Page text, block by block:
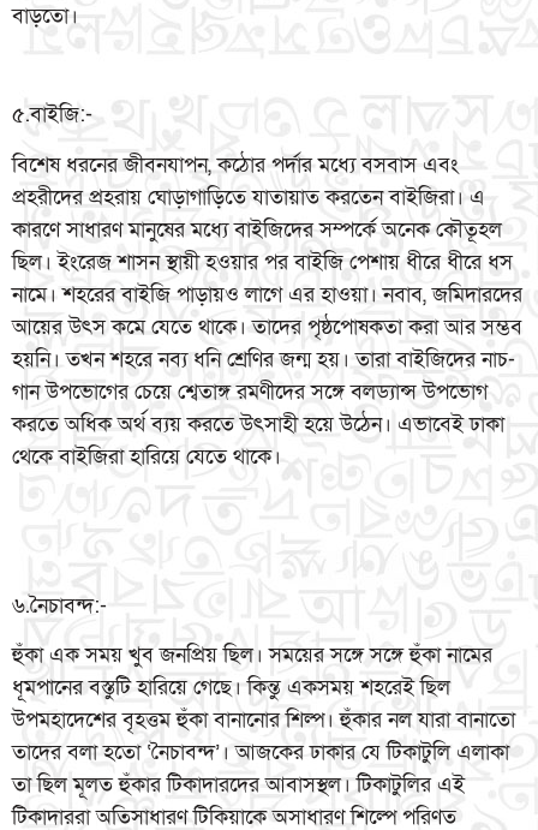
বাড়তো।
৫.বাইজি:-
বিশেষ ধরনের জীবনযাপন, কঠোর পর্দার মধ্যে বসবাস এবং
প্রহরীদের প্রহরায় ঘোড়াগাড়িতে যাতায়াত করতেন বাইজিরা। এ
কারণে সাধারণ মানুষের মধ্যে বাইজিদের সম্পর্কে অনেক কৌতূহল
ছিল। ইংরেজ শাসন স্থায়ী হওয়ার পর বাইজি পেশায় ধীরে ধীরে ধস
নামে। শহরের বাইজি পাড়ায়ও লাগে এর হাওয়া। নবাব, জমিদারদের
আয়ের উৎস কমে যেতে থাকে। তাদের পৃষ্ঠপোষকতা করা আর সম্ভব
হয়নি। তখন শহরে নব্য ধনি শ্রেণির জন্ম হয়। তারা বাইজিদের নাচ-
গান উপভোগের চেয়ে শ্বেতাঙ্গ রমণীদের সঙ্গে বলড্যান্স উপভোগ
করতে অধিক অর্থ ব্যয় করতে উৎসাহী হয়ে উঠেন। এভাবেই ঢাকা
থেকে বাইজিরা হারিয়ে যেতে থাকে।
৬.নৈচাবন্দ:-
হুঁকা এক সময় খুব জনপ্রিয় ছিল। সময়ের সঙ্গে সঙ্গে হুঁকা নামের
ধূমপানের বস্তুটি হারিয়ে গেছে। কিন্তু একসময় শহরেই ছিল
উপমহাদেশের বৃহত্তম হুঁকা বানানোর শিল্প। হুঁকার নল যারা বানাতো
তাদের বলা হতো ‘নৈচাবন্দ’। আজকের ঢাকার যে টিকাটুলি এলাকা
তা ছিল মূলত হুঁকার টিকাদারদের আবাসস্থল। টিকাটুলির এই
টিকাদাররা অতিসাধারণ টিকিয়াকে অসাধারণ শিল্পে পরিণত